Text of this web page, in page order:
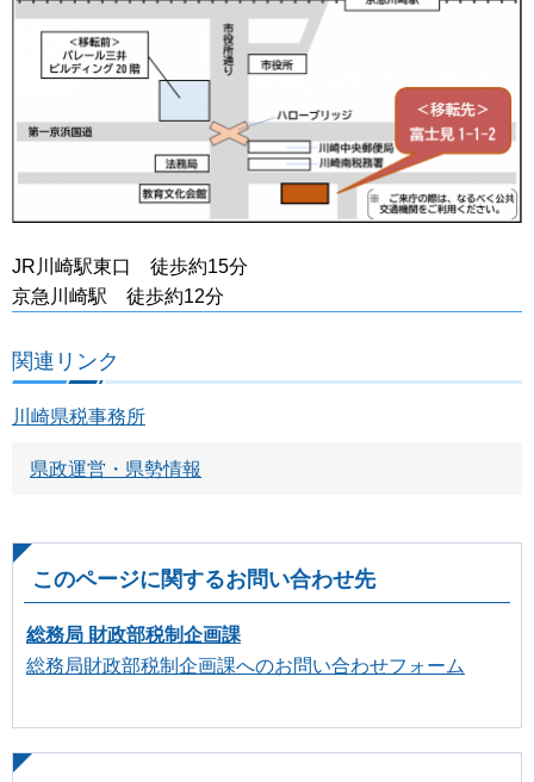
JR川崎駅東口 徒歩約15分
京急川崎駅 徒歩約12分
関連リンク
川崎県税事務所
県政運営・県勢情報
このページに関するお問い合わせ先
総務局 財政部税制企画課
総務局財政部税制企画課へのお問い合わせフォーム